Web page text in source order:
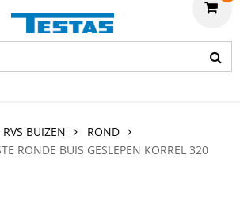
RVS BUIZEN
ROND
RONDE BUIS GESLEPEN KORREL 320